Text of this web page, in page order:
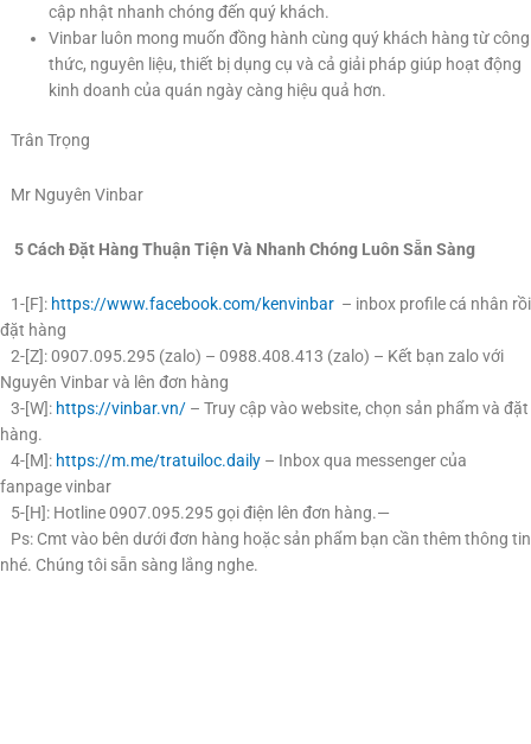
cập nhật nhanh chóng đến quý khách.
Vinbar luôn mong muốn đồng hành cùng quý khách hàng từ công
thức, nguyên liệu, thiết bị dụng cụ và cả giải pháp giúp hoạt động
kinh doanh của quán ngày càng hiệu quả hơn.
Trân Trọng
Mr Nguyên Vinbar
5 Cách Đặt Hàng Thuận Tiện Và Nhanh Chóng Luôn Sẵn Sàng
1-[F]: https://www.facebook.com/kenvinbar – inbox profile cá nhân rồi
đặt hàng
2-[Z]: 0907.095.295 (zalo) – 0988.408.413 (zalo) – Kết bạn zalo với
Nguyên Vinbar và lên đơn hàng
3-[W]: https://vinbar.vn/ – Truy cập vào website, chọn sản phẩm và đặt
hàng.
4-[M]: https://m.me/tratuiloc.daily – Inbox qua messenger của
fanpage vinbar
5-[H]: Hotline 0907.095.295 gọi điện lên đơn hàng.—
Ps: Cmt vào bên dưới đơn hàng hoặc sản phẩm bạn cần thêm thông tin
nhé. Chúng tôi sẵn sàng lắng nghe.